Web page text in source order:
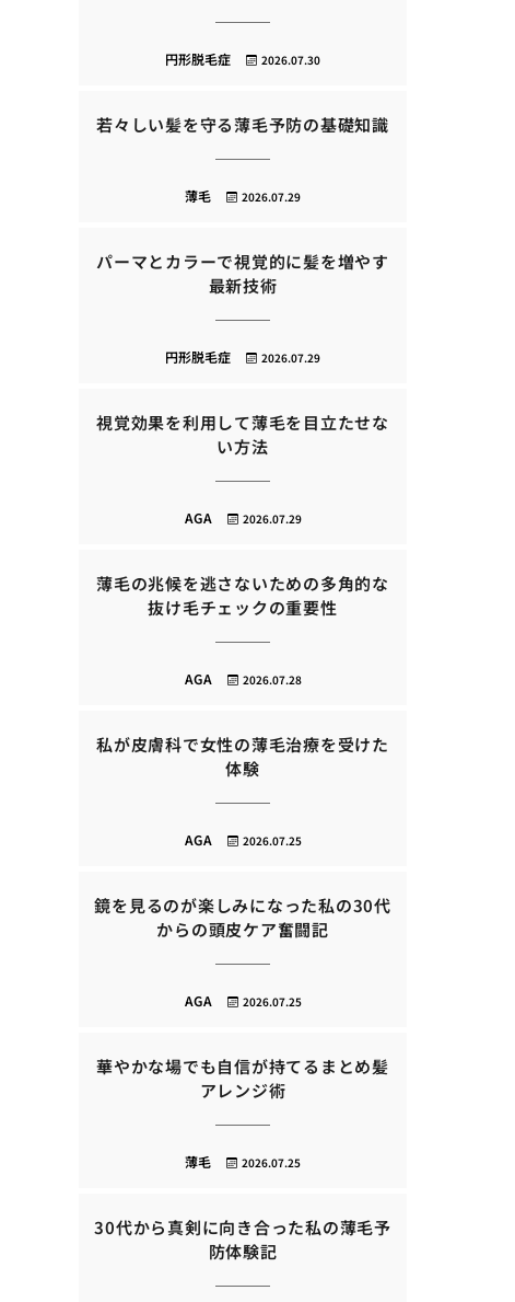
2026.07.30
円形脱毛症
若々しい髪を守る薄毛予防の基礎知識
2026.07.29
薄毛
パーマとカラーで視覚的に髪を増やす
最新技術
2026.07.29
円形脱毛症
視覚効果を利用して薄毛を目立たせな
い方法
2026.07.29
AGA
薄毛の兆候を逃さないための多角的な
抜け毛チェックの重要性
2026.07.28
AGA
私が皮膚科で女性の薄毛治療を受けた
体験
2026.07.25
AGA
鏡を見るのが楽しみになった私の30代
からの頭皮ケア奮闘記
2026.07.25
AGA
華やかな場でも自信が持てるまとめ髪
アレンジ術
2026.07.25
薄毛
30代から真剣に向き合った私の薄毛予
防体験記